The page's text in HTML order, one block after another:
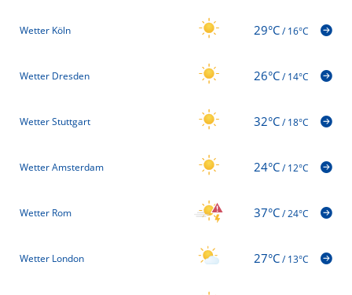
Wetter Köln 29°C/16°C
Wetter Dresden 26°C/14°C
Wetter Stuttgart 32°C/18°C
Wetter Amsterdam 24°C/12°C
Wetter Rom 37°C/24°C
Wetter London 27°C/13°C